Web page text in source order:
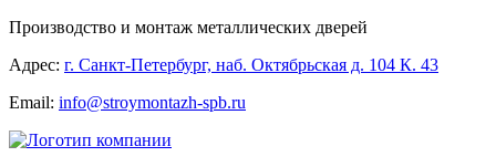
Производство и монтаж металлических дверей
Адрес: г. Санкт-Петербург, наб. Октябрьская д. 104 К. 43
Email: info@stroymontazh-spb.ru